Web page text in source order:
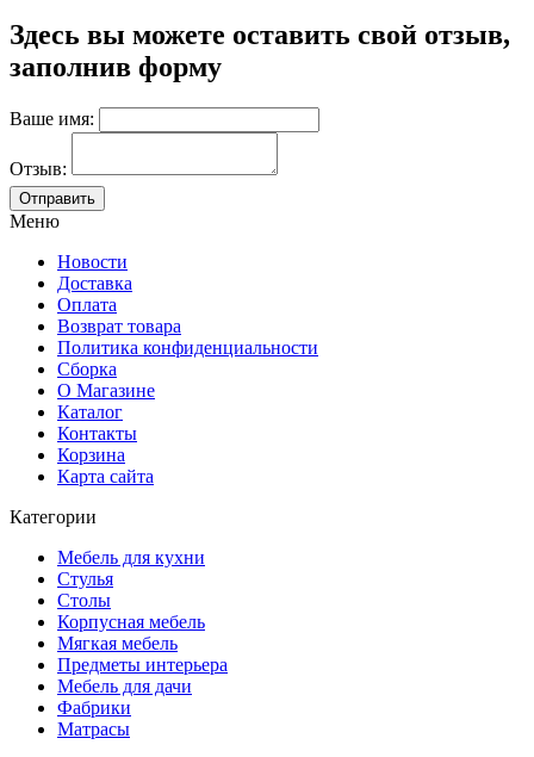
Здесь вы можете оставить свой отзыв,
заполнив форму
Ваше имя:
Отзыв:
Меню
Новости
Доставка
Оплата
Возврат товара
Политика конфиденциальности
Сборка
О Магазине
Каталог
Контакты
Корзина
Карта сайта
Категории
Мебель для кухни
Стулья
Столы
Корпусная мебель
Мягкая мебель
Предметы интерьера
Мебель для дачи
Фабрики
Матраcы